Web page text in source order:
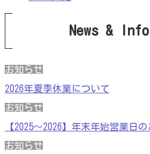
News &
お知らせ
2026年夏季休業について
お知らせ
【2025～2026】年末年始営業日
お知らせ